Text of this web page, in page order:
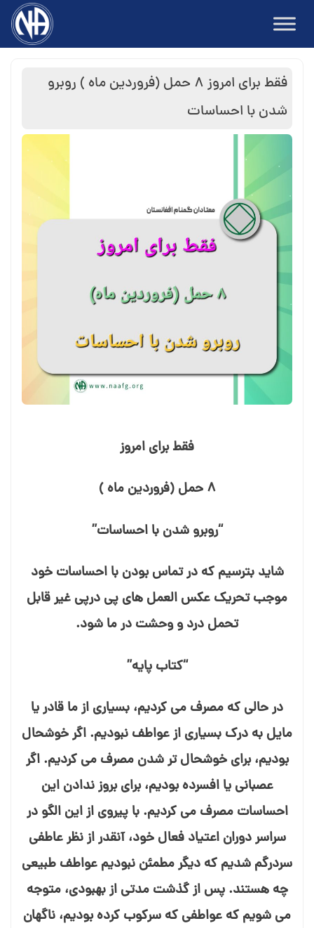
content
فقط برای امروز ۸ حمل (فروردین ماه ) روبرو
شدن با احساسات
فقط برای امروز
۸ حمل (فروردین ماه )
“روبرو شدن با احساسات”
شاید بترسیم که در تماس بودن با احساسات خود
موجب تحریک عکس⁯ العمل⁯ های پی⁯ درپی غیر قابل
تحمل درد و وحشت در ما ⁯شود.
“کتاب پایه”
در حالی که مصرف می⁯ کردیم، بسیاری از ما قادر یا
مایل به درک بسیاری از عواطف نبودیم. اگر خوشحال
بودیم، برای خوشحال⁯ تر شدن مصرف می⁯ کردیم. اگر
عصبانی یا افسرده بودیم، برای بروز ندادن این
احساسات مصرف می⁯ کردیم. با پیروی از این الگو در
سراسر دوران اعتیاد فعال خود، آنقدر از نظر عاطفی
سردرگم شدیم که دیگر مطمئن نبودیم عواطف طبیعی
چه هستند. پس از گذشت مدتی از بهبودی، متوجه
می⁯ شویم که عواطفی که سرکوب کرده بودیم، ناگهان